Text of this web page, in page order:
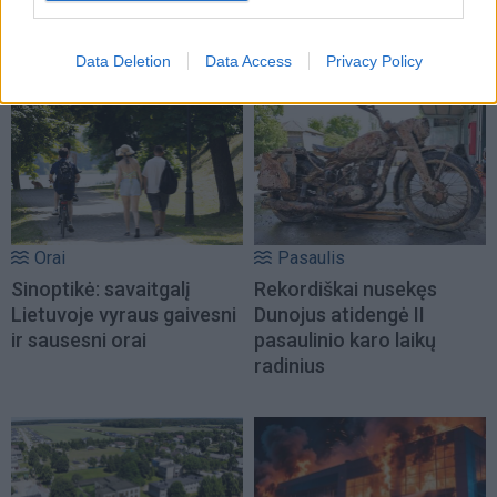
Data Deletion Data Access Privacy Policy
NAUJI
Orai
Sinoptikė: savaitgalį
Lietuvoje vyraus gaivesni
ir sausesni orai
Pasaulis
Rekordiškai nusekęs
Dunojus atidengė II
pasaulinio karo laikų
radinius